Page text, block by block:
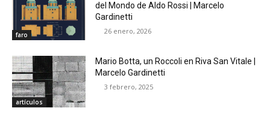
faro
del Mondo de Aldo Rossi | Marcelo
Gardinetti
26 enero, 2026
artículos
Mario Botta, un Roccoli en Riva San Vitale |
Marcelo Gardinetti
3 febrero, 2025